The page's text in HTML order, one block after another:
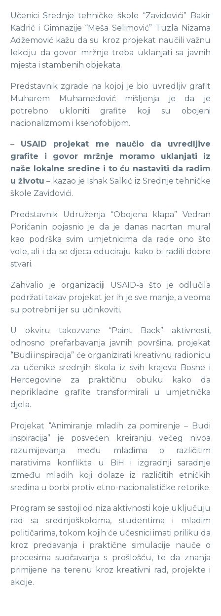
Učenici Srednje tehničke škole “Zavidovići” Bakir
Kadrić i Gimnazije “Meša Selimović” Tuzla Nizama
Adžemović kažu da su kroz projekat naučili važnu
lekciju da govor mržnje treba uklanjati sa javnih
mjesta i stambenih objekata.
Predstavnik zgrade na kojoj je bio uvredljiv grafit
Muharem Muhamedović mišljenja je da je
potrebno ukloniti grafite koji su obojeni
nacionalizmom i ksenofobijom.
– USAID projekat me naučio da uvredljive
grafite i govor mržnje moramo uklanjati iz
naše lokalne sredine i to ću nastaviti da radim
u životu – kazao je Ishak Salkić iz Srednje tehničke
škole Zavidovići.
Predstavnik Udruženja “Obojena klapa” Vedran
Porićanin pojasnio je da je danas nacrtan mural
kao podrška svim umjetnicima da rade ono što
vole, ali i da se djeca educiraju kako bi radili dobre
stvari.
Zahvalio je organizaciji USAID-a što je odlučila
podržati takav projekat jer ih je sve manje, a veoma
su potrebni jer su učinkoviti.
U okviru takozvane “Paint Back” aktivnosti,
odnosno prefarbavanja javnih površina, projekat
“Budi inspiracija” će organizirati kreativnu radionicu
za učenike srednjih škola iz svih krajeva Bosne i
Hercegovine za praktičnu obuku kako da
neprikladne grafite transformirali u umjetnička
djela.
Projekat “Animiranje mladih za pomirenje – Budi
inspiracija” je posvećen kreiranju većeg nivoa
razumijevanja među mladima o različitim
narativima konflikta u BiH i izgradnji saradnje
između mladih koji dolaze iz različitih etničkih
sredina u borbi protiv etno-nacionalističke retorike.
Program se sastoji od niza aktivnosti koje uključuju
rad sa srednjoškolcima, studentima i mladim
političarima, tokom kojih će učesnici imati priliku da
kroz predavanja i praktične simulacije nauče o
procesima suočavanja s prošlošću, te da znanja
primijene na terenu kroz kreativni rad, projekte i
akcije.